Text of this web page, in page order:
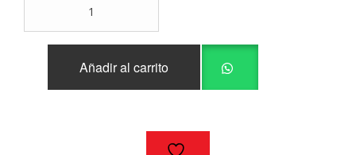
DELANTEROS
(PAR)
MAXUS
Añadir al carrito